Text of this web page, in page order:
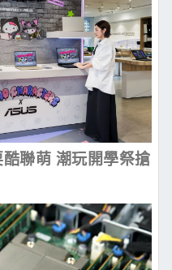
聯萌 潮玩開學祭搶